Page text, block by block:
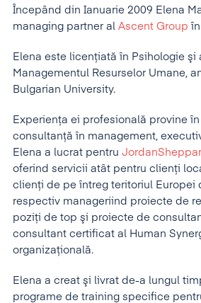
Începând din Ianuarie 2009 Elena
managing partner al Ascent Group
Elena este licenţiată în Psihologie şi
Managementul Resurselor Umane,
Bulgarian University.
Experienţa ei profesională provine
consultanţă în management,
Elena a lucrat pentru
oferind servicii atât pentru clienţi
clienţi de pe întreg teritoriul Europei
respectiv manageriind proiecte de
poziţi de top şi proiecte de
consultant certificat al Human
organizaţională.
Elena a creat şi livrat de-a lungul
programe de training specifice